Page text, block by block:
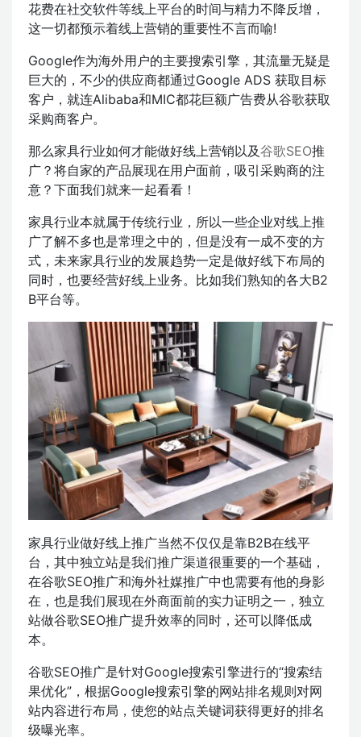
花费在社交软件等线上平台的时间与精力不降反增，
这一切都预示着线上营销的重要性不言而喻!
Google作为海外用户的主要搜索引擎，其流量无疑是
巨大的，不少的供应商都通过Google ADS 获取目标
客户，就连Alibaba和MIC都花巨额广告费从谷歌获取
采购商客户。
那么家具行业如何才能做好线上营销以及谷歌SEO推
广？将自家的产品展现在用户面前，吸引采购商的注
意？下面我们就来一起看看！
家具行业本就属于传统行业，所以一些企业对线上推
广了解不多也是常理之中的，但是没有一成不变的方
式，未来家具行业的发展趋势一定是做好线下布局的
同时，也要经营好线上业务。比如我们熟知的各大B2
B平台等。
家具行业做好线上推广当然不仅仅是靠B2B在线平
台，其中独立站是我们推广渠道很重要的一个基础，
在谷歌SEO推广和海外社媒推广中也需要有他的身影
在，也是我们展现在外商面前的实力证明之一，独立
站做谷歌SEO推广提升效率的同时，还可以降低成
本。
谷歌SEO推广是针对Google搜索引擎进行的“搜索结
果优化”，根据Google搜索引擎的网站排名规则对网
站内容进行布局，使您的站点关键词获得更好的排名
级曝光率。